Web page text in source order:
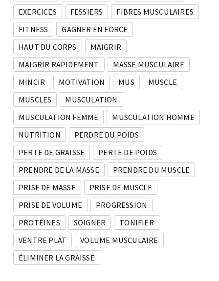
EXERCICES
FESSIERS
FIBRES MUSCULAIRES
FITNESS
GAGNER EN FORCE
HAUT DU CORPS
MAIGRIR
MAIGRIR RAPIDEMENT
MASSE MUSCULAIRE
MINCIR
MOTIVATION MUS
MUSCLE
MUSCLES
MUSCULATION
MUSCULATION FEMME
MUSCULATION HOMME
NUTRITION
PERDRE DU POIDS
PERTE DE GRAISSE
PERTE DE POIDS
PRENDRE DE LA MASSE
PRENDRE DU MUSCLE
PRISE DE MASSE
PRISE DE MUSCLE
PRISE DE VOLUME
PROGRESSION
PROTÉINES
SOIGNER
TONIFIER
VENTRE PLAT
VOLUME MUSCULAIRE
ÉLIMINER LA GRAISSE